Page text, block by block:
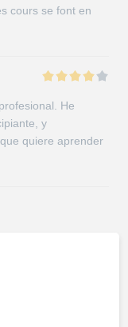
cours se font en
He
y
quiere aprender